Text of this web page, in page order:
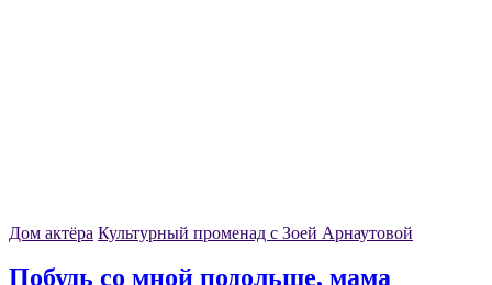
Дом актёра Культурный променад с Зоей Арнаутовой
Побудь со мной подольше, мама